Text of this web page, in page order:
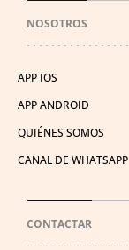
NOSOTROS
APP IOS
APP ANDROID
QUIÉNES SOMOS
CANAL DE WHATSAPP
CONTACTAR